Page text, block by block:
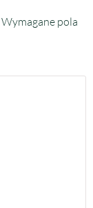
Wymagane pola